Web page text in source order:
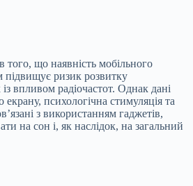
того, що наявність мобільного
підвищує ризик розвитку
впливом радіочастот. Однак дані
екрану, психологічна стимуляція та
з використанням гаджетів,
на сон і, як наслідок, на загальний